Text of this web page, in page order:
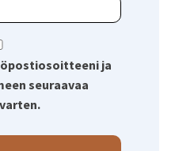
ja
seuraavaa